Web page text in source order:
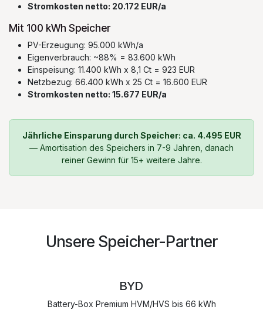
Stromkosten netto: 20.172 EUR/a
Mit 100 kWh Speicher
PV-Erzeugung: 95.000 kWh/a
Eigenverbrauch: ~88% = 83.600 kWh
Einspeisung: 11.400 kWh x 8,1 Ct = 923 EUR
Netzbezug: 66.400 kWh x 25 Ct = 16.600 EUR
Stromkosten netto: 15.677 EUR/a
Jährliche Einsparung durch Speicher: ca. 4.495 EUR
— Amortisation des Speichers in 7-9 Jahren, danach
reiner Gewinn für 15+ weitere Jahre.
Unsere Speicher-Partner
BYD
Battery-Box Premium HVM/HVS bis 66 kWh